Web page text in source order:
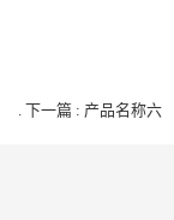
. 下一篇 : 产品名称六